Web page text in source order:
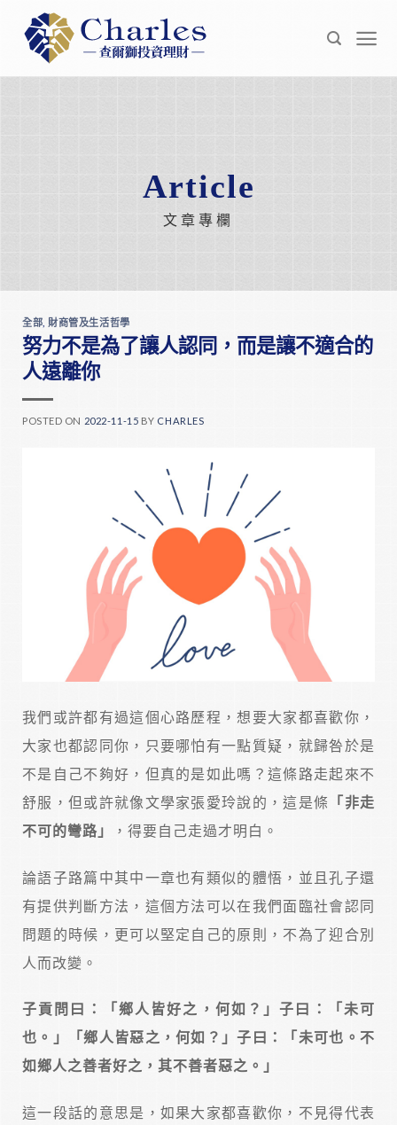
content
Article
文章專欄
全部 財商管及生活哲學
努力不是為了讓人認同，而是讓不適合的
人遠離你
POSTED ON 2022-11-15 BY CHARLES
我們或許都有過這個心路歷程，想要大家都喜歡你，
大家也都認同你，只要哪怕有一點質疑，就歸咎於是
不是自己不夠好，但真的是如此嗎？這條路走起來不
舒服，但或許就像文學家張愛玲說的，這是條
「非走
不可的彎路」
，得要自己走過才明白。
論語子路篇中其中一章也有類似的體悟，並且孔子還
有提供判斷方法，這個方法可以在我們面臨社會認同
問題的時候，更可以堅定自己的原則，不為了迎合別
人而改變。
子貢問曰：「鄉人皆好之，何如？」子曰：「未可
也。」「鄉人皆惡之，何如？」子曰：「未可也。不
如鄉人之善者好之，其不善者惡之。」
這一段話的意思是，如果大家都喜歡你，不見得代表